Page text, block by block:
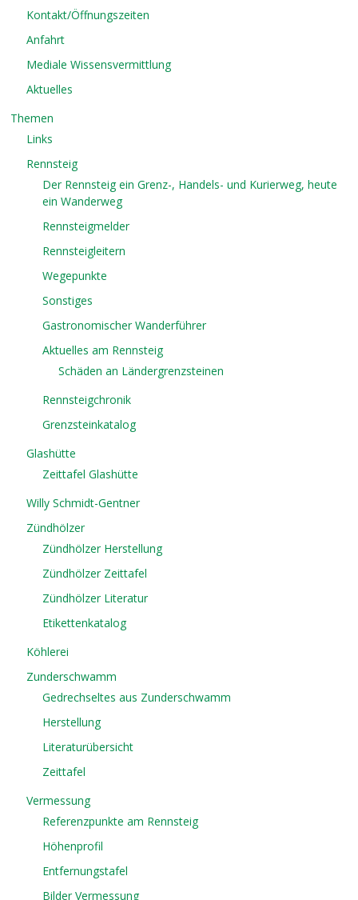
Kontakt/Öffnungszeiten
Anfahrt
Mediale Wissensvermittlung
Aktuelles
Themen
Links
Rennsteig
Der Rennsteig ein Grenz-, Handels- und Kurierweg, heute
ein Wanderweg
Rennsteigmelder
Rennsteigleitern
Wegepunkte
Sonstiges
Gastronomischer Wanderführer
Aktuelles am Rennsteig
Schäden an Ländergrenzsteinen
Rennsteigchronik
Grenzsteinkatalog
Glashütte
Zeittafel Glashütte
Willy Schmidt-Gentner
Zündhölzer
Zündhölzer Herstellung
Zündhölzer Zeittafel
Zündhölzer Literatur
Etikettenkatalog
Köhlerei
Zunderschwamm
Gedrechseltes aus Zunderschwamm
Herstellung
Literaturübersicht
Zeittafel
Vermessung
Referenzpunkte am Rennsteig
Höhenprofil
Entfernungstafel
Bilder Vermessung